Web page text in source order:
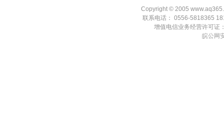
Copyright © 2005
联系电话： 0556-5818365
增值电信业务经营许可证
皖公网